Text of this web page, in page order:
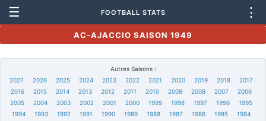
☰ FOOTBALL STATS ⋮
AC-AJACCIO SAISON 1949
Autres Saisons :
2027
2026 2025 2024 2023 2022 2021 2020 2019 2018
2017
2016
2015 2014 2013 2012 2011 2010 2009 2008 2007
2006
2005
2004 2003 2002 2001 2000 1999 1998 1997 1996
1995
1994
1993 1992 1991 1990 1989 1988 1987 1986 1985
1984